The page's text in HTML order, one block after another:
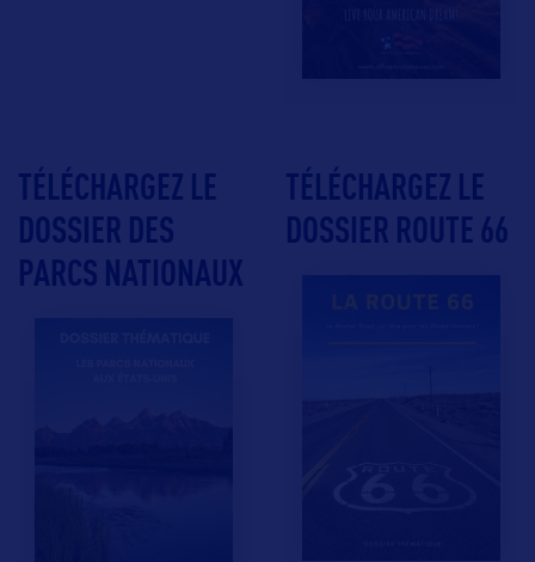
TÉLÉCHARGEZ LE
DOSSIER DES
PARCS NATIONAUX
TÉLÉCHARGEZ LE
DOSSIER ROUTE 66